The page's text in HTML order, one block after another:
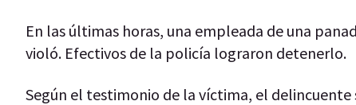
En las últimas horas, una empleada de una
violó. Efectivos de la policía lograron detenerlo.
Según el testimonio de la víctima, el